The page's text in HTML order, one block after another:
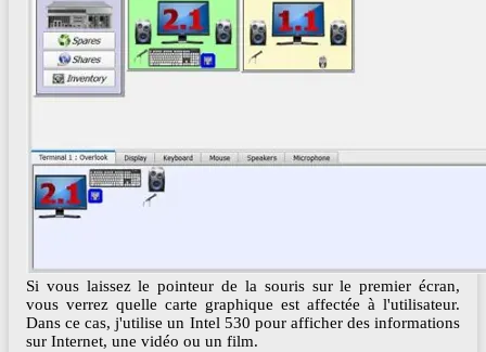
Si vous laissez le pointeur de la souris sur le premier écran,
vous verrez quelle carte graphique est affectée à l'utilisateur.
Dans ce cas, j'utilise un Intel 530 pour afficher des informations
sur Internet, une vidéo ou un film.